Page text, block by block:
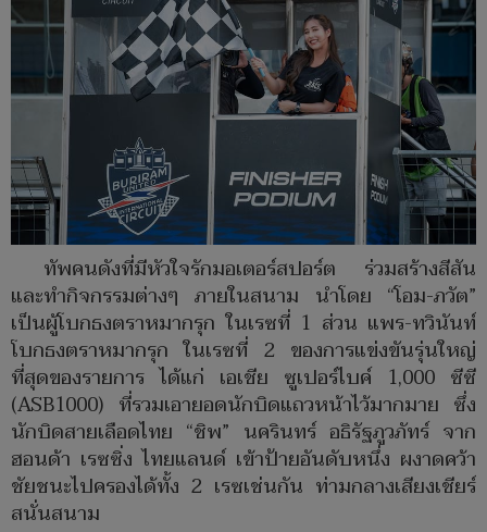
ทัพคนดังที่มีหัวใจรักมอเตอร์สปอร์ต ร่วมสร้างสีสัน
และทำกิจกรรมต่างๆ ภายในสนาม นำโดย “โอม-ภวัต”
เป็นผู้โบกธงตราหมากรุก ในเรซที่ 1 ส่วน แพร-ทวินันท์
โบกธงตราหมากรุก ในเรซที่ 2 ของการแข่งขันรุ่นใหญ่
ที่สุดของรายการ ได้แก่ เอเชีย ซูเปอร์ไบค์ 1,000 ซีซี
(ASB1000) ที่รวมเอายอดนักบิดแถวหน้าไว้มากมาย ซึ่ง
นักบิดสายเลือดไทย “ชิพ” นครินทร์ อธิรัฐภูวภัทร์ จาก
ฮอนด้า เรซซิ่ง ไทยแลนด์ เข้าป้ายอันดับหนึ่ง ผงาดคว้า
ชัยชนะไปครองได้ทั้ง 2 เรซเช่นกัน ท่ามกลางเสียงเชียร์
สนั่นสนาม